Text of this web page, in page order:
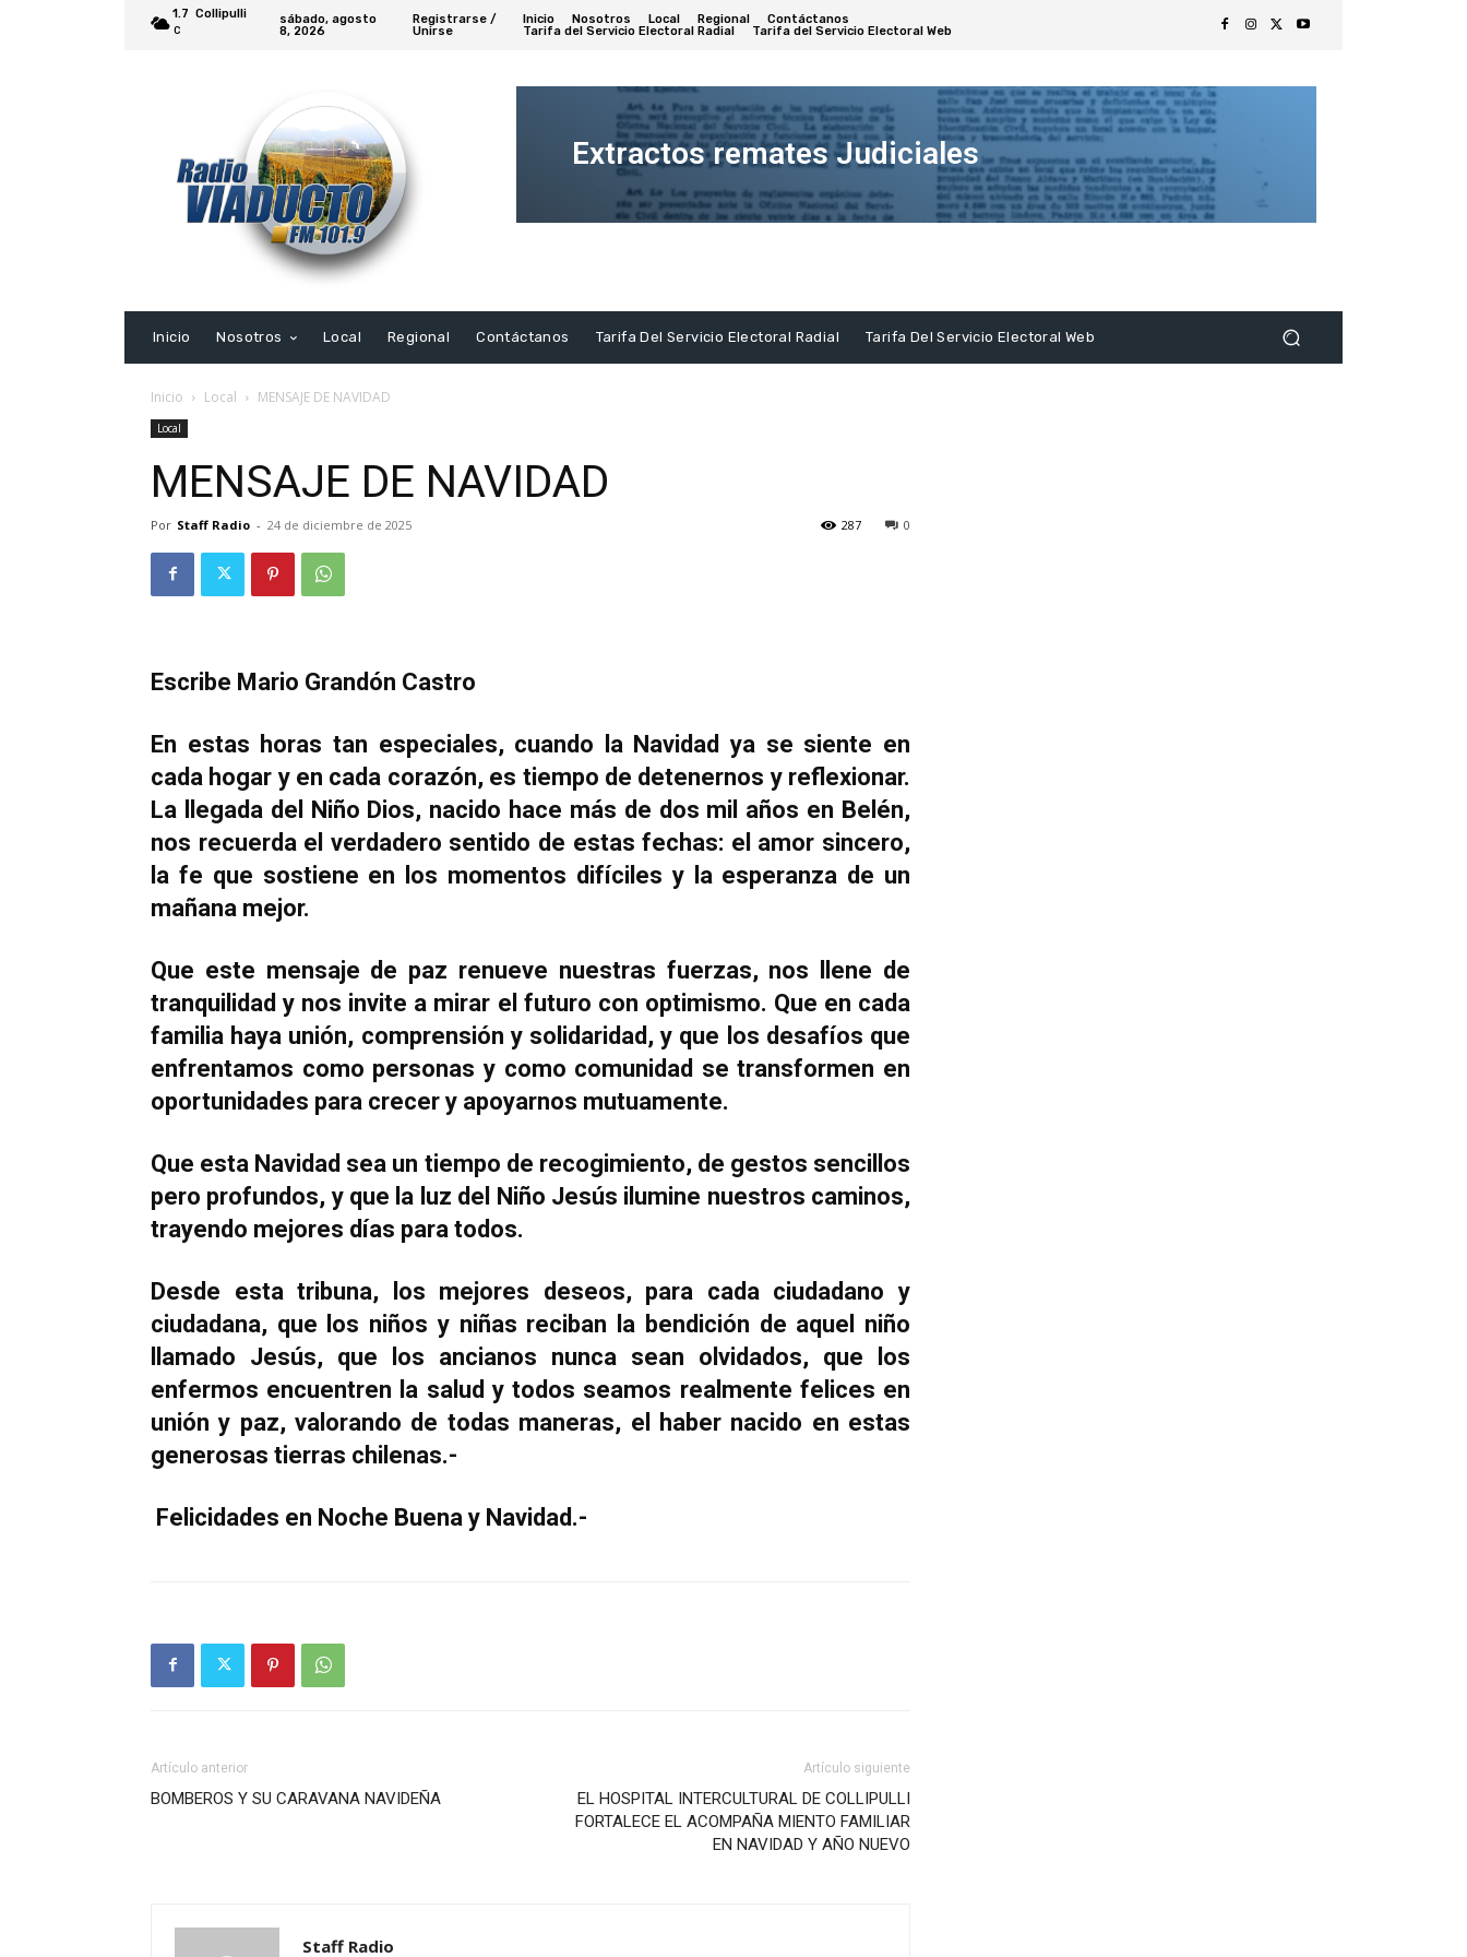
1.7
C
Collipulli
sábado, agosto
8, 2026
Registrarse /
Unirse
Inicio Nosotros Local Regional
Contáctanos
Tarifa del Servicio Electoral Radial
Tarifa del Servicio Electoral Web
Extractos remates Judiciales
Extracto
Inicio
Nosotros Local Regional Contáctanos Tarifa Del Servicio Electoral Radial Tarifa Del Servicio Electoral Web
Inicio Local MENSAJE DE NAVIDAD
Local
MENSAJE DE NAVIDAD
Por Staff Radio - 24 de diciembre de 2025 0
287
Escribe Mario Grandón Castro
En estas horas tan especiales, cuando la Navidad ya se siente en
cada hogar y en cada corazón, es tiempo de detenernos y reflexionar.
La llegada del Niño Dios, nacido hace más de dos mil años en Belén,
nos recuerda el verdadero sentido de estas fechas: el amor sincero,
la fe que sostiene en los momentos difíciles y la esperanza de un
mañana mejor.
Que este mensaje de paz renueve nuestras fuerzas, nos llene de
tranquilidad y nos invite a mirar el futuro con optimismo. Que en cada
familia haya unión, comprensión y solidaridad, y que los desafíos que
enfrentamos como personas y como comunidad se transformen en
oportunidades para crecer y apoyarnos mutuamente.
Que esta Navidad sea un tiempo de recogimiento, de gestos sencillos
pero profundos, y que la luz del Niño Jesús ilumine nuestros caminos,
trayendo mejores días para todos.
Desde esta tribuna, los mejores deseos, para cada ciudadano y
ciudadana, que los niños y niñas reciban la bendición de aquel niño
llamado Jesús, que los ancianos nunca sean olvidados, que los
enfermos encuentren la salud y todos seamos realmente felices en
unión y paz, valorando de todas maneras, el haber nacido en estas
generosas tierras chilenas.-
Felicidades en Noche Buena y Navidad.-
Artículo anterior
BOMBEROS Y SU CARAVANA NAVIDEÑA
Artículo siguiente
EL HOSPITAL INTERCULTURAL DE COLLIPULLI
FORTALECE EL ACOMPAÑA MIENTO FAMILIAR
EN NAVIDAD Y AÑO NUEVO
Staff Radio